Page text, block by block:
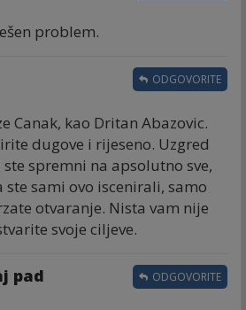
problem.
Canak, kao Dritan Abazovic.
dugove i rijeseno. Uzgred
spremni na apsolutno sve,
sami ovo iscenirali, samo
otvaranje. Nista vam nije
svoje ciljeve.
ODGOVORITE
pad ODGOVORITE